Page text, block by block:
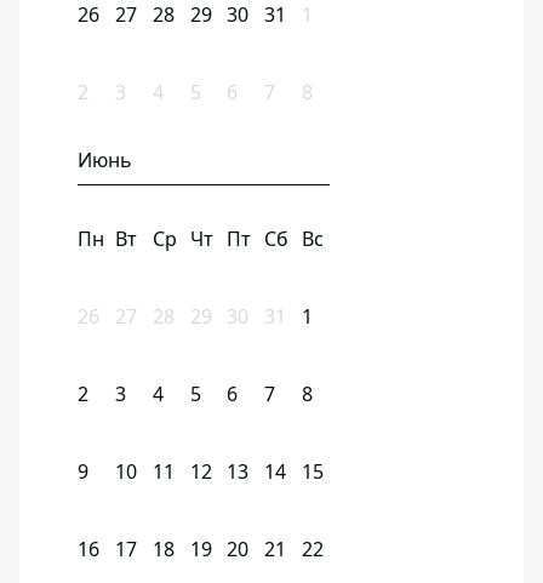
26 27 28 29 30 31 1
2 3 4 5 6 7 8
Июнь
Пн Вт Ср Чт Пт Сб Вс
26 27 28 29 30 31 1
2 3 4 5 6 7 8
9 10 11 12 13 14 15
16 17 18 19 20 21 22